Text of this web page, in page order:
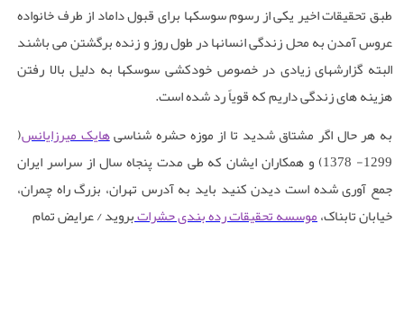
طبق تحقیقات اخیر یکی از رسوم سوسکها برای قبول داماد از طرف خانواده
عروس آمدن به محل زندگی انسانها در طول روز و زنده برگشتن می باشند
البته گزارشهای زیادی در خصوص خودکشی سوسکها به دلیل بالا رفتن
هزینه های زندگی داریم که قویاً رد شده است.
به هر حال اگر مشتاق شدید تا ازموزه حشره ‌شناسیهایک میرزایانس(
1299- 1378) و همکاران ایشان که طی مدت پنجاه سال از سراسر ایران
جمع آوری شده است دیدن کنید باید به آدرس تهران، بزرگ‌ راه چمران،
خیابان تابناک،موسسه تحقیقات رده ‌بندی حشراتبروید / عرایض تمام